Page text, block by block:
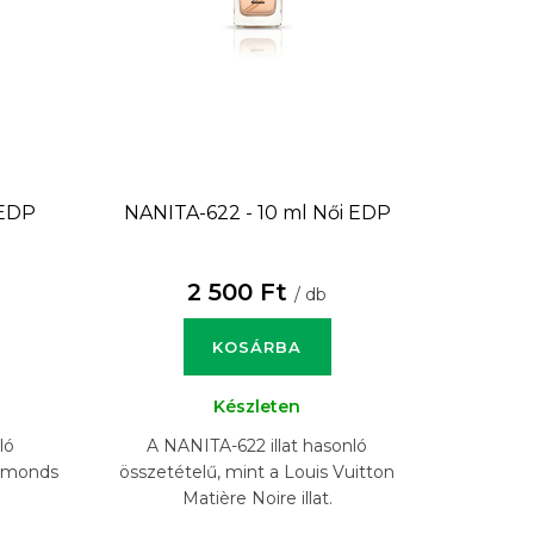
NANITA-622 - 10 ml Női EDP
2 500 Ft/ db
KOSÁRBA
Készleten
A NANITA-622 illat hasonló
összetételű, mint a Louis Vuitton
Matière Noire illat.